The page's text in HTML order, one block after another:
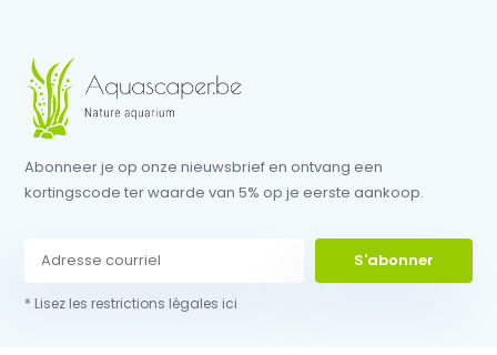
Abonneer je op onze nieuwsbrief en ontvang een
kortingscode ter waarde van 5% op je eerste aankoop.
S'abonner
* Lisez les restrictions légales ici